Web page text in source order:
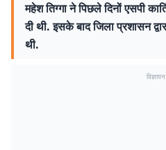
महेश तिग्गा ने पिछले दिनों एसपी
दी थी. इसके बाद जिला प्रशासन
थी.
विज्ञापन